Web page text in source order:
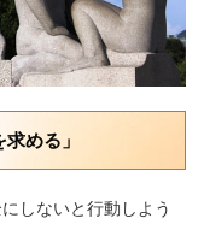
める」
しないと行動しよう